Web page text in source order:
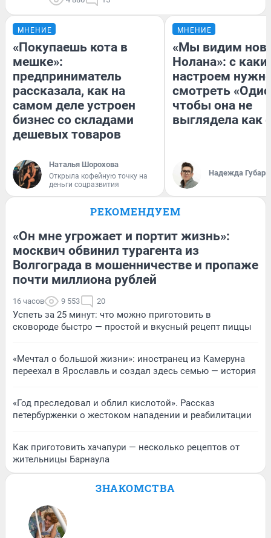
МНЕНИЕ
«Покупаешь кота в
мешке»:
предприниматель
рассказала, как на
самом деле устроен
бизнес со складами
дешевых товаров
Наталья Шорохова
Открыла кофейную точку на
деньги соцразвития
МНЕНИЕ
«Мы видим
Нолана»: с
настроем
смотреть
чтобы она не
выглядела как
Надежда Губарь
РЕКОМЕНДУЕМ
«Он мне угрожает и портит жизнь»:
москвич обвинил турагента из
Волгограда в мошенничестве и пропаже
почти миллиона рублей
16 часов 9 553 20
Успеть за 25 минут: что можно приготовить в
сковороде быстро — простой и вкусный рецепт пиццы
«Мечтал о большой жизни»: иностранец из Камеруна
переехал в Ярославль и создал здесь семью — история
«Год преследовал и облил кислотой». Рассказ
петербурженки о жестоком нападении и реабилитации
Как приготовить хачапури — несколько рецептов от
жительницы Барнаула
ЗНАКОМСТВА